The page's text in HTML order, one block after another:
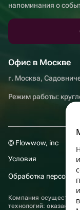
напоминания о
Офис в Москве
г. Москва,
Режим работы:
© Flowwow, inc
Условия
Обработка
Компания
технологий: оказание